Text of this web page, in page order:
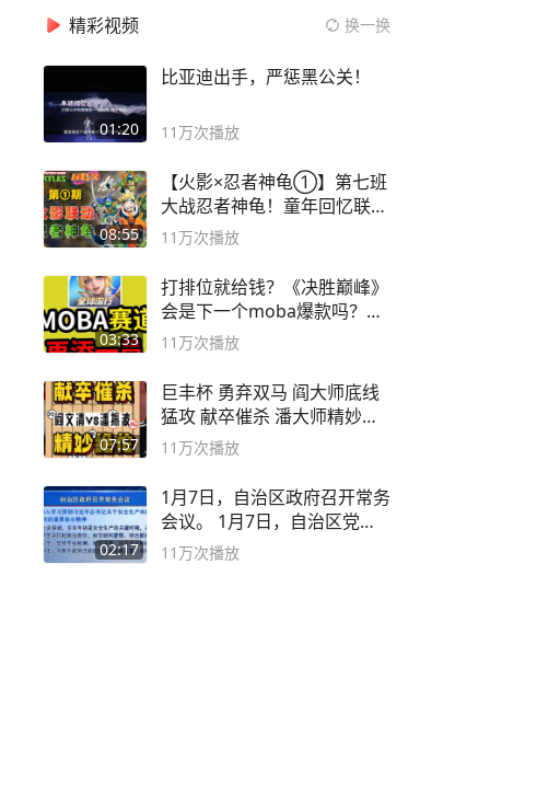
精彩视频 换一换
01:20
比亚迪出手，严惩黑公关！
11万次播放
08:55
【火影×忍者神龟①】第七班
大战忍者神龟！童年回忆联动
论武？
11万次播放
03:33
打排位就给钱？《决胜巅峰》
会是下一个moba爆款吗？#
决胜巅峰
11万次播放
07:57
巨丰杯 勇弃双马 阎大师底线
猛攻 献卒催杀 潘大师精妙入
局
11万次播放
02:17
1月7日，自治区政府召开常务
会议。 1月7日，自治区党委
副书记
11万次播放